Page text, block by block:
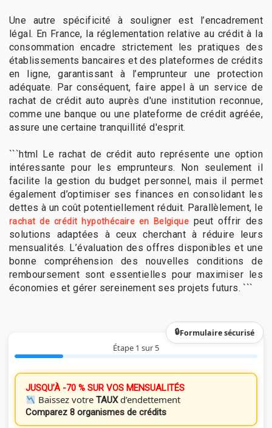
Une autre spécificité à souligner est l’encadrement
légal. En France, la réglementation relative au crédit à la
consommation encadre strictement les pratiques des
établissements bancaires et des plateformes de crédits
en ligne, garantissant à l’emprunteur une protection
adéquate. Par conséquent, faire appel à un service de
rachat de crédit auto auprès d'une institution reconnue,
comme une banque ou une plateforme de crédit agréée,
assure une certaine tranquillité d'esprit.
```html Le rachat de crédit auto représente une option
intéressante pour les emprunteurs. Non seulement il
facilite la gestion du budget personnel, mais il permet
également d’optimiser ses finances en consolidant les
dettes à un coût potentiellement réduit. Parallèlement, le
rachat de crédit hypothécaire en Belgique peut offrir des
solutions adaptées à ceux cherchant à réduire leurs
mensualités. L’évaluation des offres disponibles et une
bonne compréhension des nouvelles conditions de
remboursement sont essentielles pour maximiser les
économies et gérer sereinement ses projets futurs. ```
Étape 1 sur 5
Formulaire sécurisé
JUSQU’À -70 % SUR VOS MENSUALITÉS
Baissez votreTAUXd’endettement
Comparez 8 organismes de crédits